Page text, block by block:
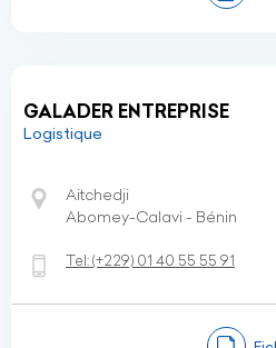
GALADER ENTREPRISE
Logistique
Aitchedji
Abomey-Calavi - Bénin
Tel:(+229) 01 40 55 55 91